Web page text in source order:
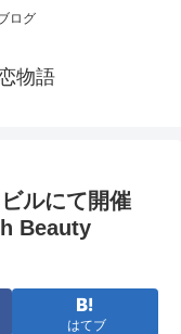
ログ
物語
ルにて開催
Beauty
はてブ